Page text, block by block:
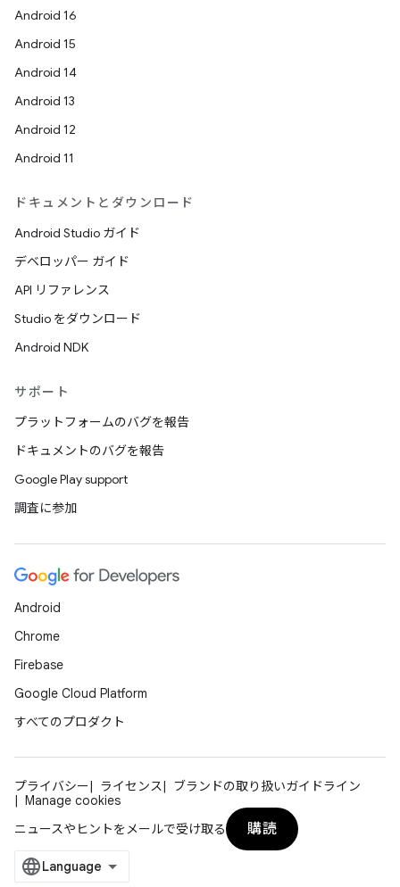
Android 16
Android 15
Android 14
Android 13
Android 12
Android 11
ドキュメントとダウンロード
Android Studio ガイド
デベロッパー ガイド
API リファレンス
Studio をダウンロード
Android NDK
サポート
プラットフォームのバグを報告
ドキュメントのバグを報告
Google Play support
調査に参加
Android
Chrome
Firebase
Google Cloud Platform
すべてのプロダクト
プライバシー ライセンス
ブランドの取り扱いガイドライン
Manage cookies
ニュースやヒントをメールで受け取る
購読